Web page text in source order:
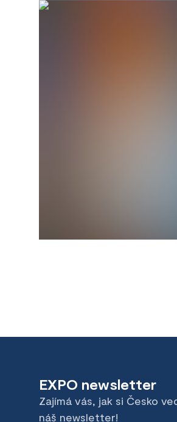
EXPO newsletter
Zajímá vás, jak si Česko
náš newsletter!